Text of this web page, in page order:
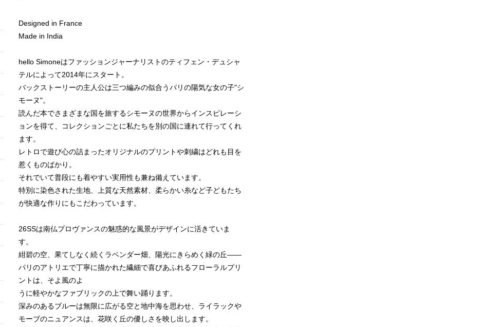
Designed in France
Made in India
hello Simoneはファッションジャーナリストのティフェン・デュシャ
テルによって2014年にスタート。
バックストーリーの主人公は三つ編みの似合うパリの陽気な女の子"シ
モーヌ"。
読んだ本でさまざまな国を旅するシモーヌの世界からインスピレーシ
ョンを得て、コレクションごとに私たちを別の国に連れて行ってくれ
ます。
レトロで遊び心の詰まったオリジナルのプリントや刺繍はどれも目を
惹くものばかり。
それでいて普段にも着やすい実用性も兼ね備えています。
特別に染色された生地、上質な天然素材、柔らかい糸など子どもたち
が快適な作りにもこだわっています。
26SSは南仏プロヴァンスの魅惑的な風景がデザインに活きていま
す。
紺碧の空、果てしなく続くラベンダー畑、陽光にきらめく緑の丘——
パリのアトリエで丁寧に描かれた繊細で喜びあふれるフローラルプリ
ントは、そよ風のよ
うに軽やかなファブリックの上で舞い踊ります。
深みのあるブルーは無限に広がる空と地中海を思わせ、ライラックや
モーブのニュアンスは、花咲く丘の優しさを映し出します。